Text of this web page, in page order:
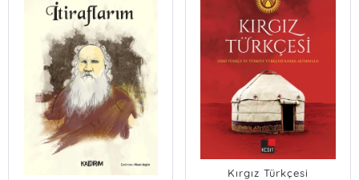
Kırgız Türkçesi